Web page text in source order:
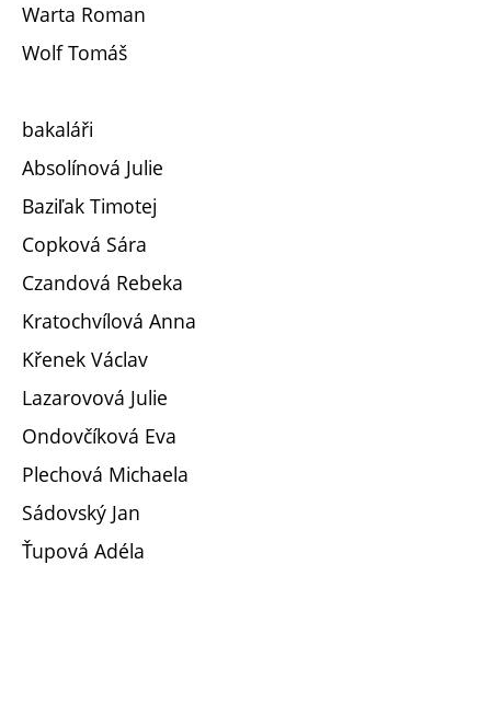
Warta Roman
Wolf Tomáš
bakaláři
Absolínová Julie
Baziľak Timotej
Copková Sára
Czandová Rebeka
Kratochvílová Anna
Křenek Václav
Lazarovová Julie
Ondovčíková Eva
Plechová Michaela
Sádovský Jan
Ťupová Adéla